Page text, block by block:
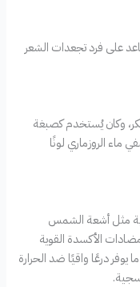
على فرد تجعدات الشعر
وكان يُستخدم كصبغة
الروزماري لونًا
مثل أشعة الشمس
مضادات الأكسدة القوية
يوفر درعًا واقيًا ضد الحرارة